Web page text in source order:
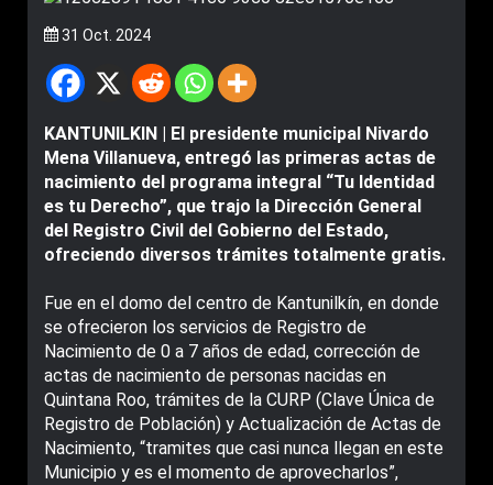
31 Oct. 2024
KANTUNILKIN | El presidente municipal Nivardo
Mena Villanueva, entregó las primeras actas de
nacimiento del programa integral “Tu Identidad
es tu Derecho”, que trajo la Dirección General
del Registro Civil del Gobierno del Estado,
ofreciendo diversos trámites totalmente gratis.
Fue en el domo del centro de Kantunilkín, en donde
se ofrecieron los servicios de Registro de
Nacimiento de 0 a 7 años de edad, corrección de
actas de nacimiento de personas nacidas en
Quintana Roo, trámites de la CURP (Clave Única de
Registro de Población) y Actualización de Actas de
Nacimiento, “tramites que casi nunca llegan en este
Municipio y es el momento de aprovecharlos”,